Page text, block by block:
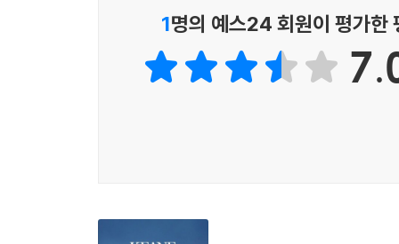
1명의 예스24 회원이 평가한